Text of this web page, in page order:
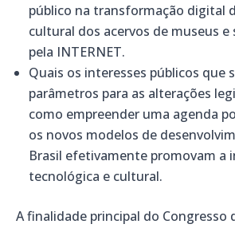
público na transformação digital
cultural dos acervos de museus e
pela INTERNET.
Quais os interesses públicos que
parâmetros para as alterações
como empreender uma agenda
os novos modelos de
Brasil efetivamente promovam a
tecnológica e cultural.
A finalidade principal do Congresso